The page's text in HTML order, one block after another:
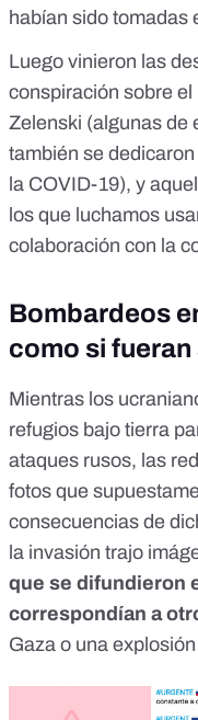
habían sido tomadas
Luego vinieron las
conspiración sobre
Zelenski (algunas de
también se
la COVID-19), y
los que luchamos
colaboración con la
Bombardeos
como si
Mientras los
refugios bajo tierra
ataques rusos, las
fotos que
consecuencias de
la invasión trajo
que se difundieron
correspondían a
Gaza o una